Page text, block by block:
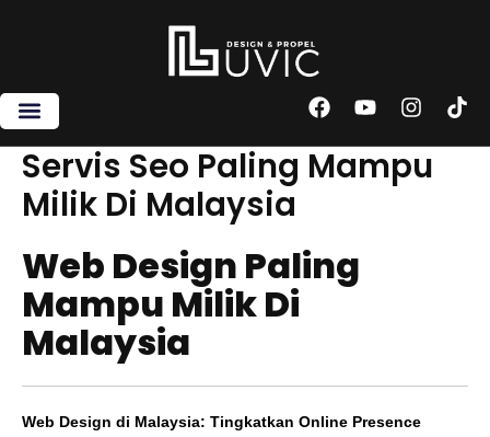
F
c
e
k
Y
u
t
I
s
t
T
k
Servis Seo Paling Mampu
Milik Di Malaysia
Web Design Paling
Mampu Milik Di
Malaysia
Web Design di Malaysia: Tingkatkan Online Presence